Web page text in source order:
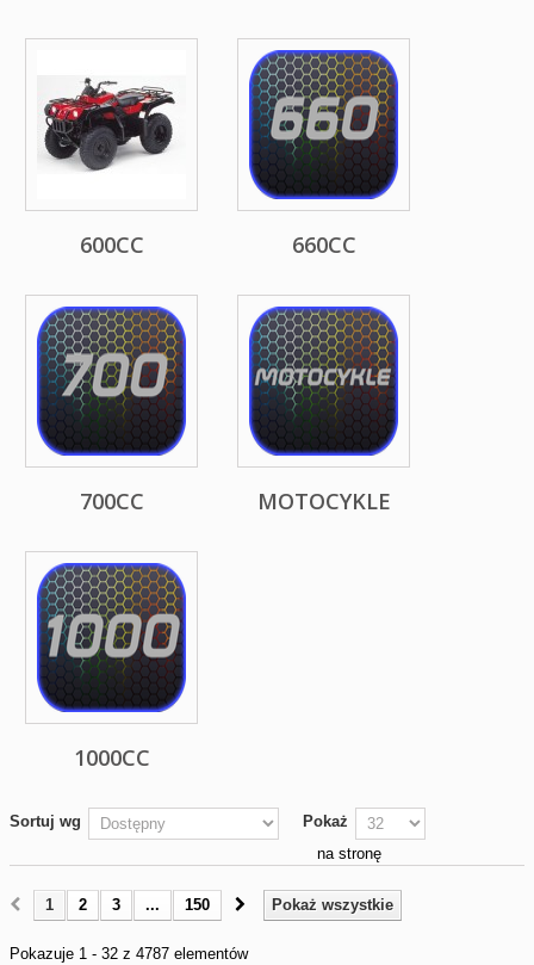
600CC 660CC
700CC MOTOCYKLE
1000CC
Sortuj wg
Pokaż
na stronę
Pokaż wszystkie
1 2 3 ... 150
Pokazuje 1 - 32 z 4787 elementów